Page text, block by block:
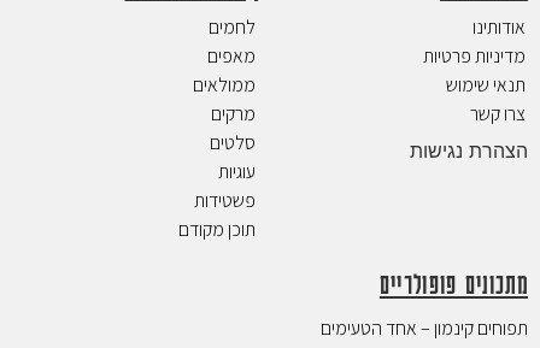
אודותינו
מדיניות פרטיות
תנאי שימוש
צרו קשר
הצהרת נגישות
לחמים
מאפים
ממולאים
מרקים
סלטים
עוגיות
פשטידות
תוכן מקודם
מתכונים פופולריים
תפוחים קינמון – אחד הטעימים